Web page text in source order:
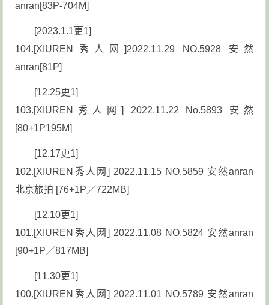
anran[83P-704M]
[2023.1.1更1]
104.[XIUREN秀人网]2022.11.29 NO.5928 安然
anran[81P]
[12.25更1]
103.[XIUREN秀人网] 2022.11.22 No.5893 安然
[80+1P195M]
[12.17更1]
102.[XIUREN秀人网] 2022.11.15 NO.5859 安然anran
北京旅拍 [76+1P／722MB]
[12.10更1]
101.[XIUREN秀人网] 2022.11.08 NO.5824 安然anran
[90+1P／817MB]
[11.30更1]
100.[XIUREN秀人网] 2022.11.01 NO.5789 安然anran